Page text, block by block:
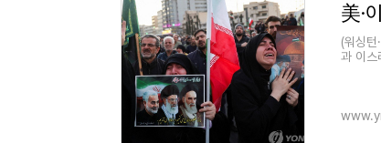
(워싱턴
과 이스